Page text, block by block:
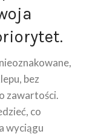
bez
zawartości.
co
wyciągu